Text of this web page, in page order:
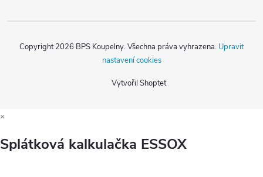
Vytvořil Shoptet
Copyright 2026 BPS Koupelny. Všechna práva vyhrazena. Upravit
nastavení cookies
×
Splátková kalkulačka ESSOX